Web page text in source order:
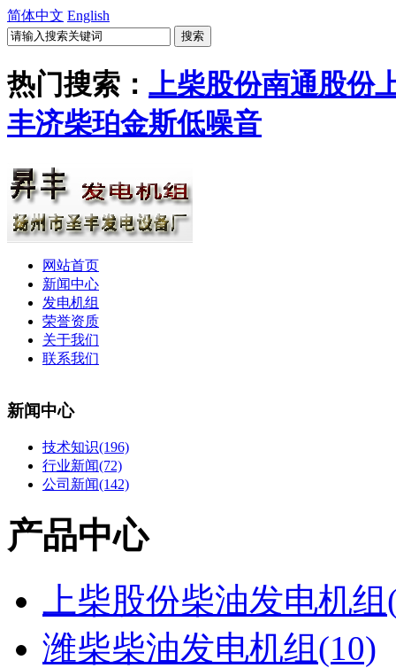
简体中文 English
热门搜索： 上柴股份南通股份
丰济柴珀金斯低噪音
网站首页
新闻中心
发电机组
荣誉资质
关于我们
联系我们
新闻中心
技术知识(196)
行业新闻(72)
公司新闻(142)
产品中心
上柴股份柴油发电机组
潍柴柴油发电机组(10)